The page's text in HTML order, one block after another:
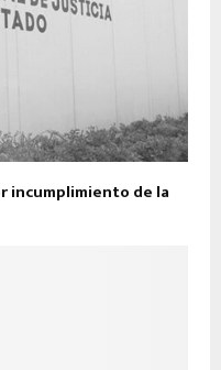
incumplimiento de la